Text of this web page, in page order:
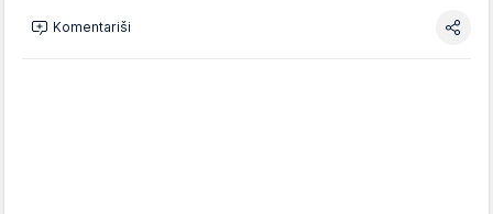
Komentariši